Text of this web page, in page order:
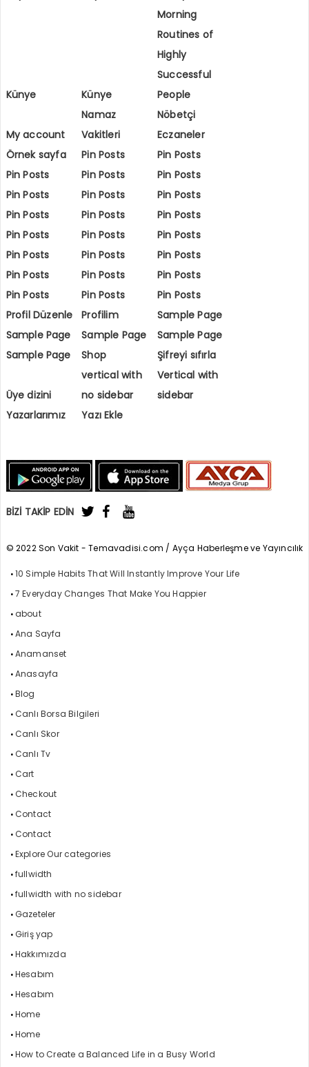
Künye Künye
Morning
Routines of
Highly
Successful
People
My account
Namaz
Vakitleri
Nöbetçi
Eczaneler
Örnek sayfa
Pin Posts
Pin Posts
Pin Posts
Pin Posts
Pin Posts
Pin Posts
Pin Posts
Pin Posts
Pin Posts
Pin Posts
Pin Posts
Pin Posts
Pin Posts
Pin Posts
Pin Posts
Pin Posts
Pin Posts
Pin Posts
Pin Posts
Pin Posts
Pin Posts
Pin Posts
Pin Posts
Profil Düzenle
Profilim
Sample Page
Sample Page
Sample Page
Sample Page
Sample Page
Shop Şifreyi sıfırla
Üye dizini
vertical with
no sidebar
Vertical with
sidebar
Yazarlarımız
Yazı Ekle
BİZİ TAKİP EDİN
© 2022 Son Vakit - Temavadisi.com / Ayça Haberleşme ve Yayıncılık
10 Simple Habits That Will Instantly Improve Your Life
7 Everyday Changes That Make You Happier
about
Ana Sayfa
Anamanset
Anasayfa
Blog
Canlı Borsa Bilgileri
Canlı Skor
Canlı Tv
Cart
Checkout
Contact
Contact
Explore Our categories
fullwidth
fullwidth with no sidebar
Gazeteler
Giriş yap
Hakkımızda
Hesabım
Hesabım
Home
Home
How to Create a Balanced Life in a Busy World